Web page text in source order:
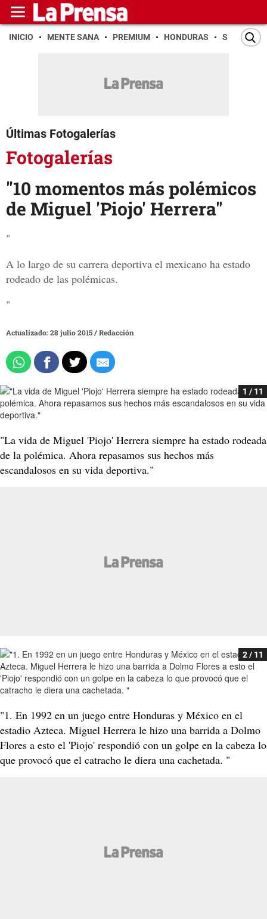
INICIO MENTE SANA PREMIUM HONDURAS SAN PEDRO
Últimas Fotogalerías
Fotogalerías
"10 momentos más polémicos
de Miguel 'Piojo' Herrera"
"
A lo largo de su carrera deportiva el mexicano ha estado
rodeado de las polémicas.
"
Actualizado: 28 julio 2015/Redacción
1 / 11
"La vida de Miguel 'Piojo' Herrera siempre ha estado rodeada
de la polémica. Ahora repasamos sus hechos más
escandalosos en su vida deportiva."
2 / 11
"1. En 1992 en un juego entre Honduras y México en el
estadio Azteca. Miguel Herrera le hizo una barrida a Dolmo
Flores a esto el 'Piojo' respondió con un golpe en la cabeza lo
que provocó que el catracho le diera una cachetada. "